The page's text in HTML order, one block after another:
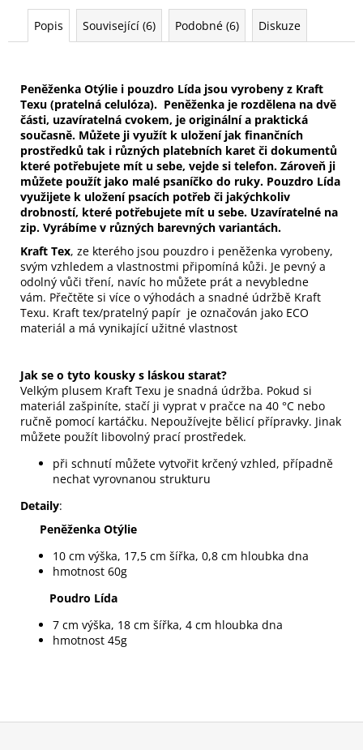
Popis Související (6) Podobné (6) Diskuze
Peněženka Otýlie i pouzdro Lída jsou vyrobeny z Kraft
Texu (pratelná celulóza). Peněženka je rozdělena na dvě
části, uzavíratelná cvokem, je originální a praktická
současně. Můžete ji využít k uložení jak finančních
prostředků tak i různých platebních karet či dokumentů
které potřebujete mít u sebe, vejde si telefon. Zároveň ji
můžete použít jako malé psaníčko do ruky. Pouzdro Lída
využijete k uložení psacích potřeb či jakýchkoliv
drobností, které potřebujete mít u sebe. Uzavíratelné na
zip. Vyrábíme v různých barevných variantách.
Kraft Tex, ze kterého jsou pouzdro i peněženka vyrobeny,
svým vzhledem a vlastnostmi připomíná kůži. Je pevný a
odolný vůči tření, navíc ho můžete prát a nevybledne
vám. Přečtěte si více o výhodách a snadné údržbě Kraft
Texu. Kraft tex/pratelný papír je označován jako ECO
materiál a má vynikající užitné vlastnost
Jak se o tyto kousky s láskou starat?
Velkým plusem Kraft Texu je snadná údržba. Pokud si
materiál zašpiníte, stačí ji vyprat v pračce na 40 °C nebo
ručně pomocí kartáčku. Nepoužívejte bělicí přípravky. Jinak
můžete použít libovolný prací prostředek.
při schnutí můžete vytvořit krčený vzhled, případně
nechat vyrovnanou strukturu
Detaily:
Peněženka Otýlie
10 cm výška, 17,5 cm šířka, 0,8 cm hloubka dna
hmotnost 60g
Poudro Lída
7 cm výška, 18 cm šířka, 4 cm hloubka dna
hmotnost 45g
Z